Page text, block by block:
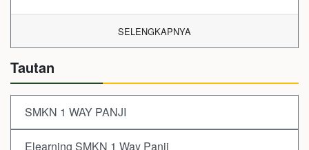
SELENGKAPNYA
Tautan
SMKN 1 WAY PANJI
Elearning SMKN 1 Way Panji